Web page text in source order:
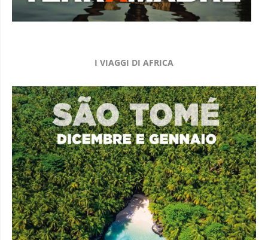
I VIAGGI DI AFRICA